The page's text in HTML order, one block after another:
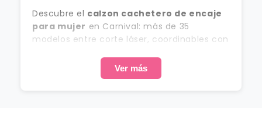
Descubre el calzon cachetero de encaje
para mujer en Carnival: más de 35
modelos entre corte láser, coordinables con
microfibra con puente de algodón, desde
$79 MXN, en mayoreo y menudeo con envío
Ver más